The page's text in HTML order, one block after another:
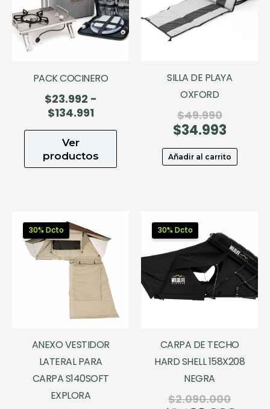
PACK COCINERO
$23.992 -
$134.991Rango
desde
$23.992
Ver
productos
SILLA DE PLAYA
OXFORD
$49.990El
precio
era:
$49.990.
$34.993El
actual
es:
Añadir al carrito
30% Dcto
ANEXO VESTIDOR
LATERAL PARA
CARPA S140SOFT
EXPLORA
30% Dcto
CARPA DE TECHO
HARD SHELL 158X208
NEGRA
$2.090.000El